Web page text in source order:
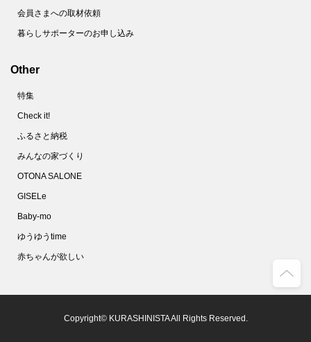
会員さまへの取材依頼
暮らしサポーターのお申し込み
Other
特集
Check it!
ふるさと納税
みんなの家づくり
OTONA SALONE
GISELe
Baby-mo
ゆうゆうtime
赤ちゃんが欲しい
Copyright© KURASHINISTA All Rights Reserved.